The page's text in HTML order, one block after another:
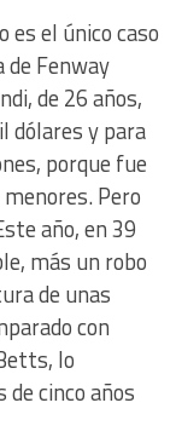
es el único caso
Fenway
de 26 años,
dólares y para
porque fue
Pero
año, en 39
más un robo
de unas
con
lo
de cinco años